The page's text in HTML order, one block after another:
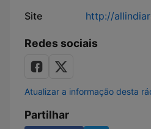
Site http://
Redes sociais
Atualizar a informação desta
Partilhar